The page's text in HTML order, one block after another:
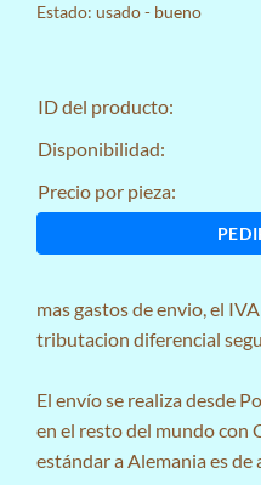
Estado: usado - bueno
ID del producto:
Disponibilidad:
Precio por pieza:
masgastos de envio, el
tributacion diferencial
El envío se realiza desde
en el resto del mundo con
estándar a Alemania es de